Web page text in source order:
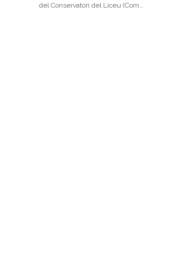
del Conservatori del Liceu (Com…